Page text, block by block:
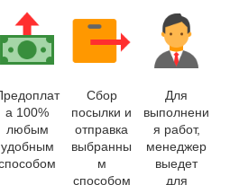
а 100%
любым
удобным
Сбор
посылки и
отправка
выбранны
м
способом
Для
выполнени
я работ,
менеджер
выедет
для